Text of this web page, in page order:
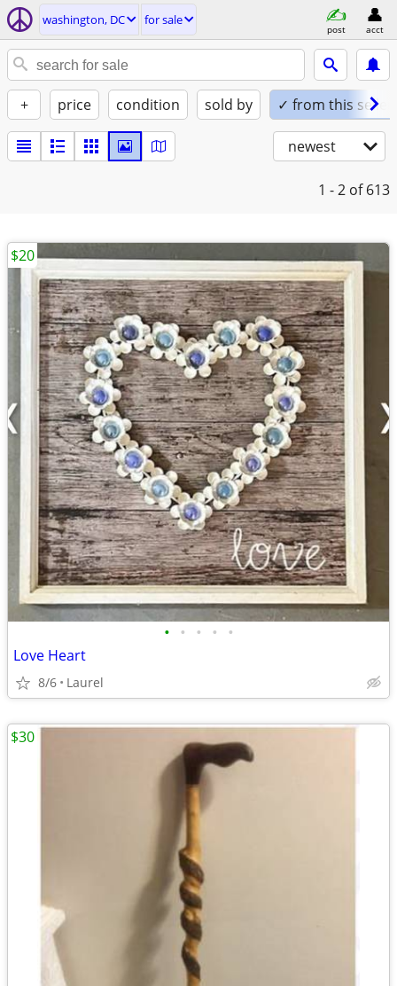
washington, DC for sale
post acct
+ price condition sold by ✓ from this seller
newest
1 - 2 of 613
• • • • •
Love Heart
8/6 Laurel
$20
$30